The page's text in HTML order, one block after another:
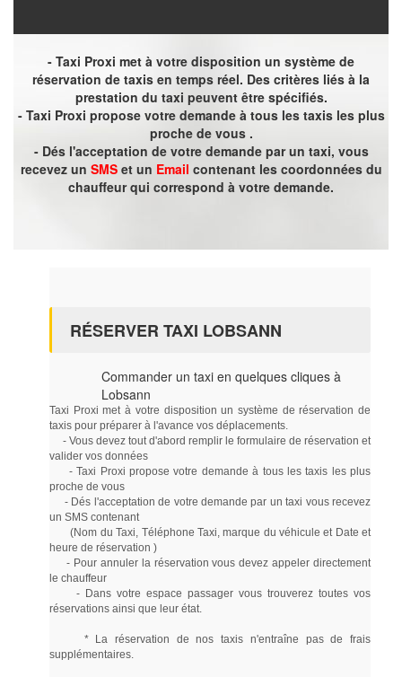
- Taxi Proxi met à votre disposition un système de
réservation de taxis en temps réel. Des critères liés à la
prestation du taxi peuvent être spécifiés.
- Taxi Proxi propose votre demande à tous les taxis les plus
proche de vous .
- Dés l'acceptation de votre demande par un taxi, vous
recevez un SMSet un Email contenant les coordonnées du
chauffeur qui correspond à votre demande.
RÉSERVER TAXI LOBSANN
Commander un taxi en quelques cliques à
Lobsann
Taxi Proxi met à votre disposition un système de réservation de
taxis pour préparer à l'avance vos déplacements.
- Vous devez tout d'abord remplir le formulaire de réservation et
valider vos données
- Taxi Proxi propose votre demande à tous les taxis les plus
proche de vous
- Dés l'acceptation de votre demande par un taxi vous recevez
un SMS contenant
(Nom du Taxi, Téléphone Taxi, marque du véhicule et Date et
heure de réservation )
- Pour annuler la réservation vous devez appeler directement
le chauffeur
- Dans votre espace passager vous trouverez toutes vos
réservations ainsi que leur état.
* La réservation de nos taxis n'entraîne pas de frais
supplémentaires.